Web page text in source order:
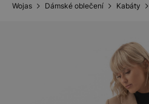
Wojas Dámské oblečení Kabáty